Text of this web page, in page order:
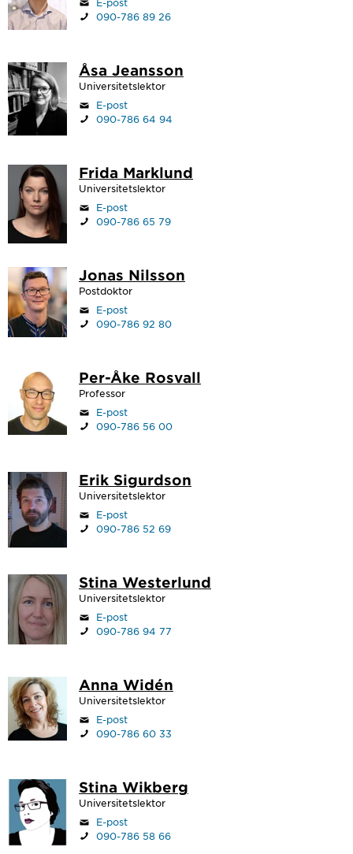
E-post
090-786 89 26
Åsa Jeansson
Universitetslektor
E-post
090-786 64 94
Frida Marklund
Universitetslektor
E-post
090-786 65 79
Jonas Nilsson
Postdoktor
E-post
090-786 92 80
Per-Åke Rosvall
Professor
E-post
090-786 56 00
Erik Sigurdson
Universitetslektor
E-post
090-786 52 69
Stina Westerlund
Universitetslektor
E-post
090-786 94 77
Anna Widén
Universitetslektor
E-post
090-786 60 33
Stina Wikberg
Universitetslektor
E-post
090-786 58 66